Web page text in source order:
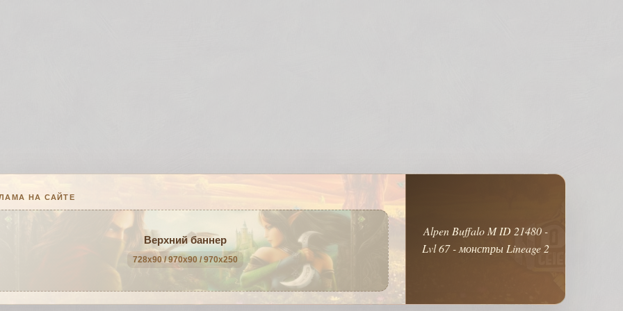
НА САЙТЕ
Верхний баннер
728x90 / 970x90 / 970x250
Alpen Buffalo M ID 21480 -
Lvl 67 - монстры Lineage 2